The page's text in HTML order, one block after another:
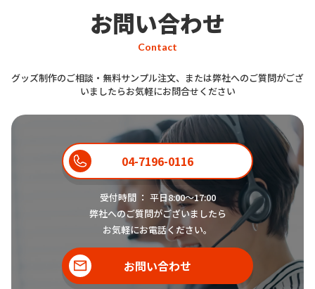
お問い合わせ
Contact
グッズ制作のご相談・無料サンプル注文、または弊社へのご質問がござ
いましたらお気軽にお問合せください
04-7196-0116
受付時間 ： 平日8:00〜17:00
弊社へのご質問がございましたら
お気軽にお電話ください。
お問い合わせ